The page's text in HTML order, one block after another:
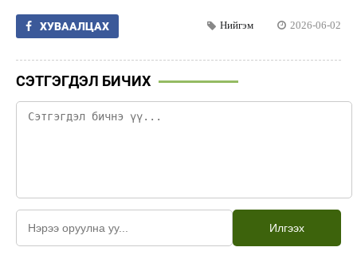
ХУВААЛЦАХ Нийгэм 2026-06-02
СЭТГЭГДЭЛ БИЧИХ
Илгээх